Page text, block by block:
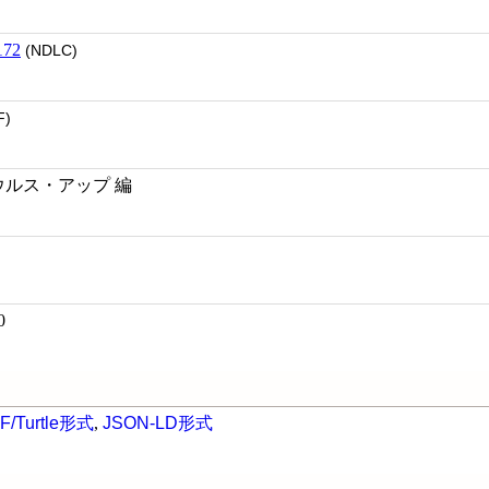
(NDLC)
ルス・アップ 編
Turtle形式, JSON-LD形式